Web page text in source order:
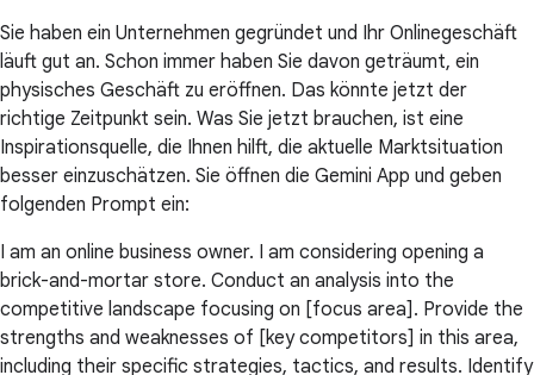
Sie haben ein Unternehmen gegründet und Ihr Onlinegeschäft
läuft gut an. Schon immer haben Sie davon geträumt, ein
physisches Geschäft zu eröffnen. Das könnte jetzt der
richtige Zeitpunkt sein. Was Sie jetzt brauchen, ist eine
Inspirationsquelle, die Ihnen hilft, die aktuelle Marktsituation
besser einzuschätzen. Sie öffnen die Gemini App und geben
folgenden Prompt ein:
I am an online business owner. I am considering opening a
brick-and-mortar store. Conduct an analysis into the
competitive landscape focusing on [focus area]. Provide the
strengths and weaknesses of [key competitors] in this area,
including their specific strategies, tactics, and results. Identify